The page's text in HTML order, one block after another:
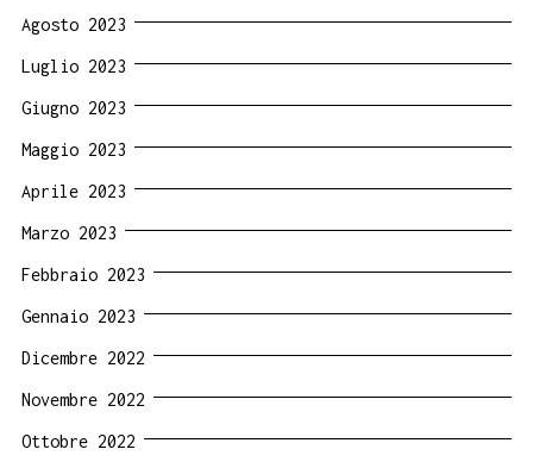
Agosto 2023
Luglio 2023
Giugno 2023
Maggio 2023
Aprile 2023
Marzo 2023
Febbraio 2023
Gennaio 2023
Dicembre 2022
Novembre 2022
Ottobre 2022